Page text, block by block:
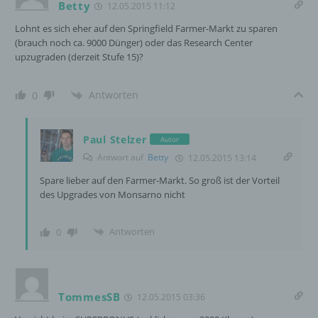
Betty 12.05.2015 11:12
Lohnt es sich eher auf den Springfield Farmer-Markt zu sparen
(brauch noch ca. 9000 Dünger) oder das Research Center
upzugraden (derzeit Stufe 15)?
0 Antworten
Paul Stelzer Autor
Antwort auf Betty 12.05.2015 13:14
Spare lieber auf den Farmer-Markt. So groß ist der Vorteil
des Upgrades von Monsarno nicht
0 Antworten
TommesSB 12.05.2015 03:36
und die Datensicherheit in unserem Unternehmen
zu erhöhen, um letztlich ein optimales
Schutzniveau für die von uns verarbeiteten
personenbezogenen Daten sicherzustellen. Die
angegebenen personenbezogenen Daten
Registrierung auf unserer Internetseite
Die betroffene Person hat die Möglichkeit, sich auf
personenbezogenen Daten zu registrieren.
Eingabemaske, die für die Registrierung